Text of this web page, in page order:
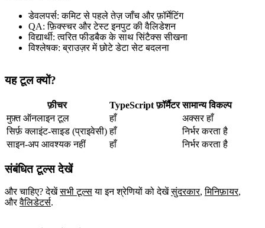
डेवलपर्स: कमिट से पहले तेज़ जाँच और फ़ॉर्मेटिंग
QA: फ़िक्स्चर और टेस्ट इनपुट की वैलिडेशन
विद्यार्थी: त्वरित फीडबैक के साथ सिंटैक्स सीखना
विश्लेषक: ब्राउज़र में छोटे डेटा सेट बदलना
यह टूल क्यों?
फ़ीचर TypeScript फ़ॉर्मैटर सामान्य विकल्प
मुफ़्त ऑनलाइन टूल
हाँ
अक्सर हाँ
सिर्फ़ क्लाइंट‑साइड (प्राइवेसी) हाँ
निर्भर करता है
साइन‑अप आवश्यक नहीं
हाँ निर्भर करता है
संबंधित टूल्स देखें
और चाहिए? देखें सभी टूल्स या इन श्रेणियों को देखें सुंदरकार,मिनिफ़ायर,
और वैलिडेटर्स.